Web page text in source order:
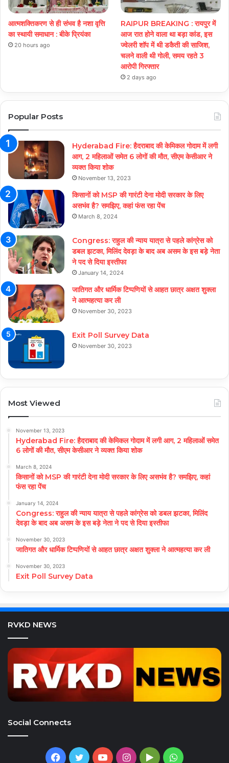
आत्मशक्तिकरण से ही संभव है नशा वृत्ति
का स्थायी समाधान : बीके प्रियंका
20 hours ago
RAIPUR BREAKING : रायपुर में
आज रात होने वाला था बड़ा कांड, इस
ज्वेलरी शॉप में थी डकैती की साजिश,
चलने वाली थी गोली, समय रहते 3
आरोपी गिरफ्तार
2 days ago
Popular Posts
Hyderabad Fire: हैदराबाद की केमिकल गोदाम में लगी
आग, 2 महिलाओं समेत 6 लोगों की मौत, सीएम केसीआर ने
व्यक्त किया शोक
November 13, 2023
किसानों को MSP की गारंटी देना मोदी सरकार के लिए
असभंव है? समझिए, कहां फंस रहा पेंच
March 8, 2024
Congress: राहुल की न्याय यात्रा से पहले कांग्रेस को
डबल झटका, मिलिंद देवड़ा के बाद अब असम के इस बड़े नेता
ने पद से दिया इस्तीफा
January 14, 2024
जातिगत और धार्मिक टिप्पणियों से आहत छात्र अक्षत शुक्ला
ने आत्महत्या कर ली
November 30, 2023
Exit Poll Survey Data
November 30, 2023
Most Viewed
November 13, 2023
Hyderabad Fire: हैदराबाद की केमिकल गोदाम में लगी आग, 2 महिलाओं समेत
6 लोगों की मौत, सीएम केसीआर ने व्यक्त किया शोक
March 8, 2024
किसानों को MSP की गारंटी देना मोदी सरकार के लिए असभंव है? समझिए, कहां
फंस रहा पेंच
January 14, 2024
Congress: राहुल की न्याय यात्रा से पहले कांग्रेस को डबल झटका, मिलिंद
देवड़ा के बाद अब असम के इस बड़े नेता ने पद से दिया इस्तीफा
November 30, 2023
जातिगत और धार्मिक टिप्पणियों से आहत छात्र अक्षत शुक्ला ने आत्महत्या कर ली
November 30, 2023
Exit Poll Survey Data
RVKD NEWS
Social Connects
Facebook
TwitterYouTubeInstagram
GoogleWhatsApp